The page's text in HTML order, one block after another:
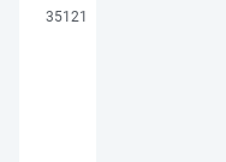
35121